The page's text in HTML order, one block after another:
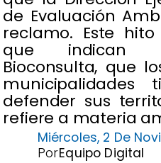
de Evaluación
reclamo. Este
que indican
Bioconsulta, que
municipalidades
defender sus
refiere a materia
Miércoles, 2 De
Equipo Digital
Por